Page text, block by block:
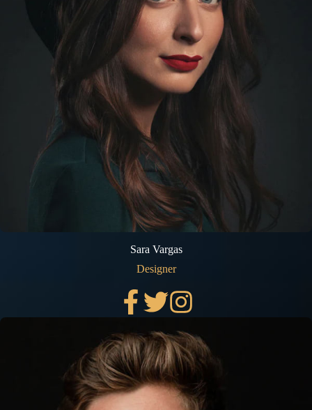
Sara Vargas
Designer